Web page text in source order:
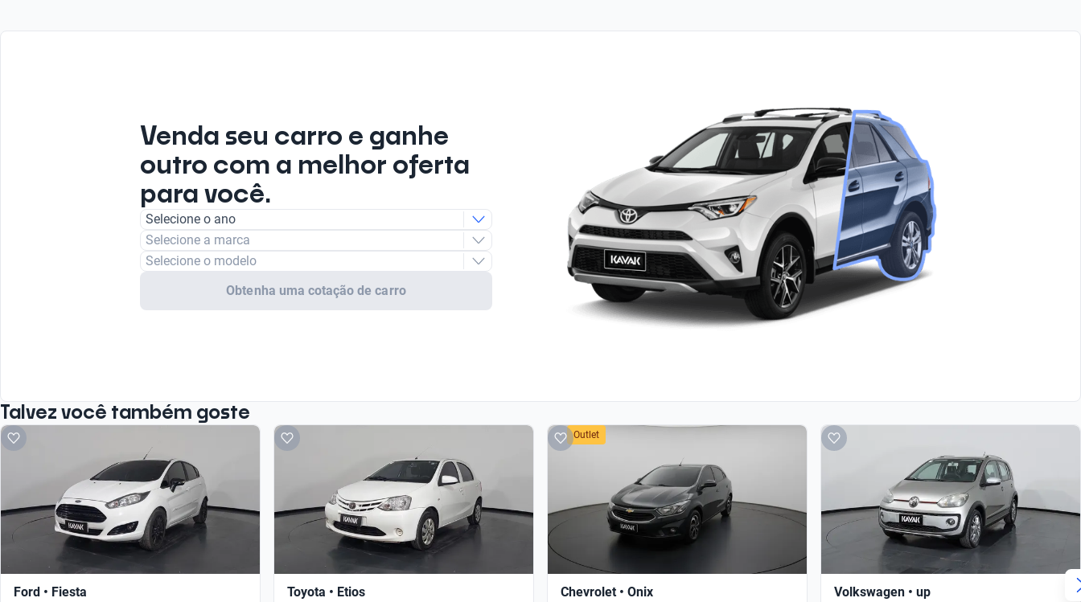
Venda seu carro e ganhe
outro com a melhor oferta
para você.
Selecione o ano
Selecione a marca
Selecione o modelo
Obtenha uma cotação de carro
Talvez você também goste
Ford • Fiesta Toyota • Etios
Outlet
Chevrolet • Onix Volkswagen • up